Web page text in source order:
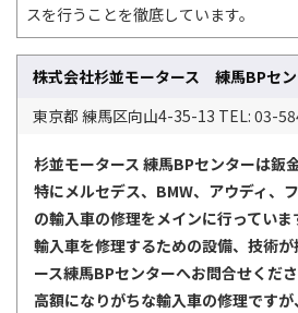
スを行うことを徹底しています。
株式会社杉並モータース 練馬BPセ
東京都 練馬区向山4-35-13 TEL: 03-
杉並モータース 練馬BPセンターは鈑
特にメルセデス、BMW、アウディ、
の輸入車の修理をメインに行っていま
輸入車を修理するための設備、技術
ース練馬BPセンターへお問合せくださ
高額になりがちな輸入車の修理です